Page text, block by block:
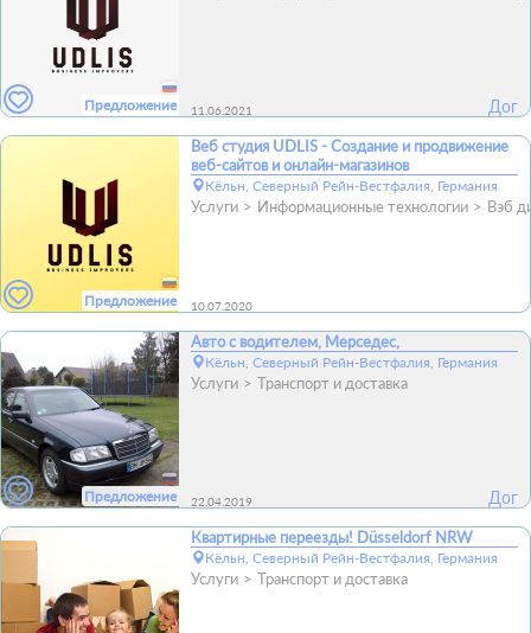
Предложение 11.06.2021 Дог
Предложение
Веб студия UDLIS - Создание и продвижение
веб-сайтов и онлайн-магазинов
Кёльн, Северный Рейн-Вестфалия, Германия
Услуги Информационные технологии Вэб
10.07.2020
Предложение
Авто с водителем, Мерседес,
Кёльн, Северный Рейн-Вестфалия, Германия
Услуги Транспорт и доставка
22.04.2019 Дог
Квартирные переезды! Düsseldorf NRW
Кёльн, Северный Рейн-Вестфалия, Германия
Услуги Транспорт и доставка